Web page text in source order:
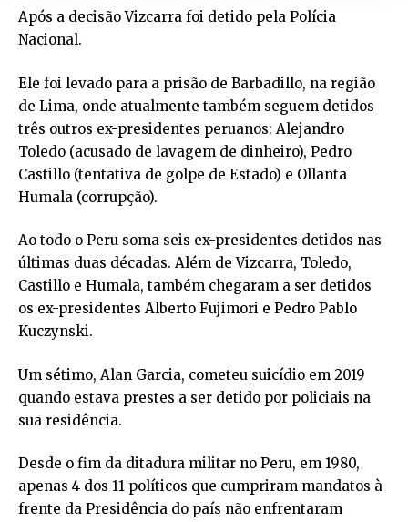
Após a decisão Vizcarra foi detido pela Polícia
Nacional.
Ele foi levado para a prisão de Barbadillo, na região
de Lima, onde atualmente também seguem detidos
três outros ex-presidentes peruanos: Alejandro
Toledo (acusado de lavagem de dinheiro), Pedro
Castillo (tentativa de golpe de Estado) e Ollanta
Humala (corrupção).
Ao todo o Peru soma seis ex-presidentes detidos nas
últimas duas décadas. Além de Vizcarra, Toledo,
Castillo e Humala, também chegaram a ser detidos
os ex-presidentes Alberto Fujimori e Pedro Pablo
Kuczynski.
Um sétimo, Alan Garcia, cometeu suicídio em 2019
quando estava prestes a ser detido por policiais na
sua residência.
Desde o fim da ditadura militar no Peru, em 1980,
apenas 4 dos 11 políticos que cumpriram mandatos à
frente da Presidência do país não enfrentaram